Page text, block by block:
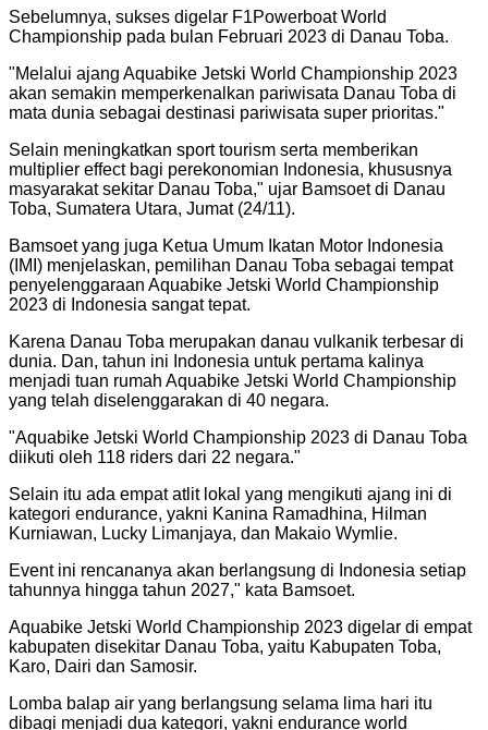
Sebelumnya, sukses digelar F1Powerboat World
Championship pada bulan Februari 2023 di Danau Toba.
"Melalui ajang Aquabike Jetski World Championship 2023
akan semakin memperkenalkan pariwisata Danau Toba di
mata dunia sebagai destinasi pariwisata super prioritas."
Selain meningkatkan sport tourism serta memberikan
multiplier effect bagi perekonomian Indonesia, khususnya
masyarakat sekitar Danau Toba," ujar Bamsoet di Danau
Toba, Sumatera Utara, Jumat (24/11).
Bamsoet yang juga Ketua Umum Ikatan Motor Indonesia
(IMI) menjelaskan, pemilihan Danau Toba sebagai tempat
penyelenggaraan Aquabike Jetski World Championship
2023 di Indonesia sangat tepat.
Karena Danau Toba merupakan danau vulkanik terbesar di
dunia. Dan, tahun ini Indonesia untuk pertama kalinya
menjadi tuan rumah Aquabike Jetski World Championship
yang telah diselenggarakan di 40 negara.
"Aquabike Jetski World Championship 2023 di Danau Toba
diikuti oleh 118 riders dari 22 negara."
Selain itu ada empat atlit lokal yang mengikuti ajang ini di
kategori endurance, yakni Kanina Ramadhina, Hilman
Kurniawan, Lucky Limanjaya, dan Makaio Wymlie.
Event ini rencananya akan berlangsung di Indonesia setiap
tahunnya hingga tahun 2027," kata Bamsoet.
Aquabike Jetski World Championship 2023 digelar di empat
kabupaten disekitar Danau Toba, yaitu Kabupaten Toba,
Karo, Dairi dan Samosir.
Lomba balap air yang berlangsung selama lima hari itu
dibagi menjadi dua kategori, yakni endurance world